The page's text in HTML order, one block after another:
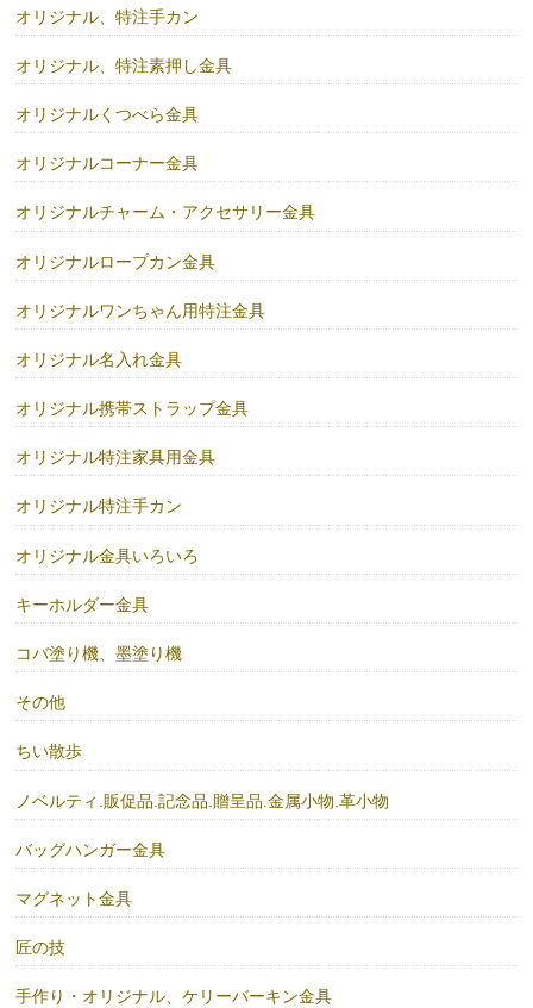
オリジナル、特注手カン
オリジナル、特注素押し金具
オリジナルくつべら金具
オリジナルコーナー金具
オリジナルチャーム・アクセサリー金具
オリジナルロープカン金具
オリジナルワンちゃん用特注金具
オリジナル名入れ金具
オリジナル携帯ストラップ金具
オリジナル特注家具用金具
オリジナル特注手カン
オリジナル金具いろいろ
キーホルダー金具
コバ塗り機、墨塗り機
その他
ちい散歩
ノベルティ.販促品.記念品.贈呈品.金属小物.革小物
バッグハンガー金具
マグネット金具
匠の技
手作り・オリジナル、ケリーバーキン金具